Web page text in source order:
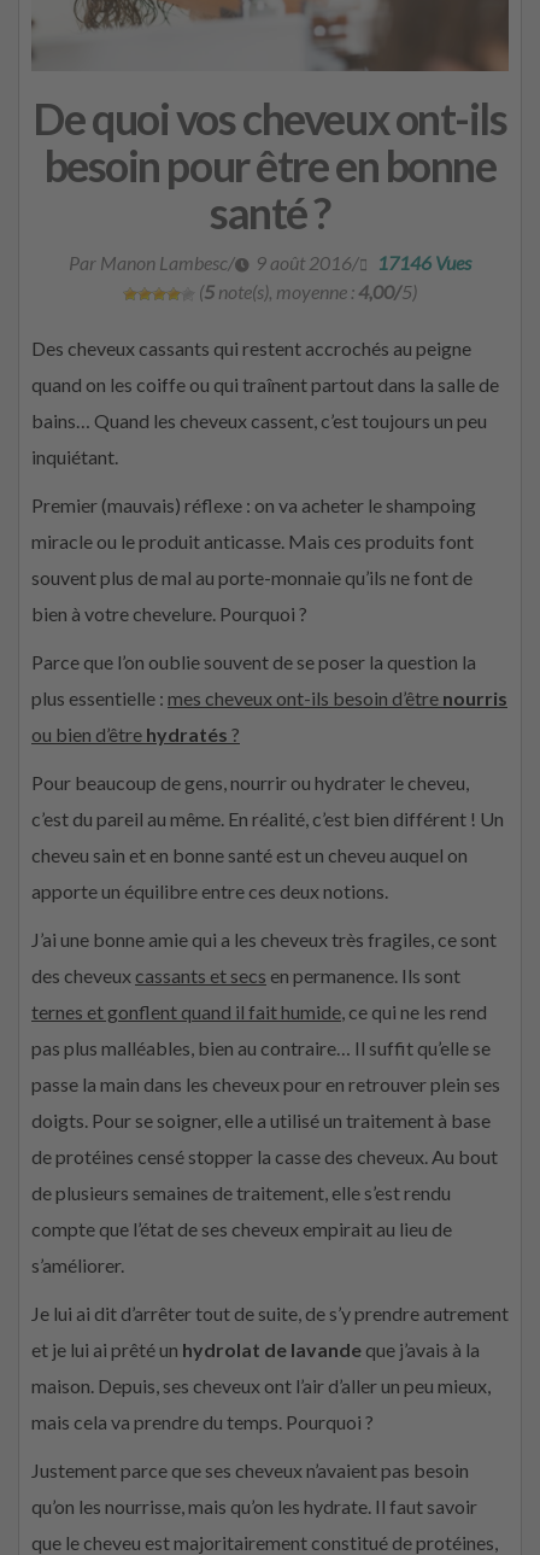
De quoi vos cheveux ont-ils
besoin pour être en bonne
santé ?
Par Manon Lambesc/ 9 août 2016/
17146 Vues
(5 note(s), moyenne : 4,00/5)
Des cheveux cassants qui restent accrochés au peigne
quand on les coiffe ou qui traînent partout dans la salle de
bains… Quand les cheveux cassent, c’est toujours un peu
inquiétant.
Premier (mauvais) réflexe : on va acheter le shampoing
miracle ou le produit anticasse. Mais ces produits font
souvent plus de mal au porte-monnaie qu’ils ne font de
bien à votre chevelure. Pourquoi ?
Parce que l’on oublie souvent de se poser la question la
plus essentielle : mes cheveux ont-ils besoin d’être nourris
ou bien d’être hydratés ?
Pour beaucoup de gens, nourrir ou hydrater le cheveu,
c’est du pareil au même. En réalité, c’est bien différent ! Un
cheveu sain et en bonne santé est un cheveu auquel on
apporte un équilibre entre ces deux notions.
J’ai une bonne amie qui a les cheveux très fragiles, ce sont
des cheveux cassants et secs en permanence. Ils sont
ternes et gonflent quand il fait humide, ce qui ne les rend
pas plus malléables, bien au contraire… Il suffit qu’elle se
passe la main dans les cheveux pour en retrouver plein ses
doigts. Pour se soigner, elle a utilisé un traitement à base
de protéines censé stopper la casse des cheveux. Au bout
de plusieurs semaines de traitement, elle s’est rendu
compte que l’état de ses cheveux empirait au lieu de
s’améliorer.
Je lui ai dit d’arrêter tout de suite, de s’y prendre autrement
et je lui ai prêté un hydrolat de lavande que j’avais à la
maison. Depuis, ses cheveux ont l’air d’aller un peu mieux,
mais cela va prendre du temps. Pourquoi ?
Justement parce que ses cheveux n’avaient pas besoin
qu’on les nourrisse, mais qu’on les hydrate. Il faut savoir
que le cheveu est majoritairement constitué de protéines,